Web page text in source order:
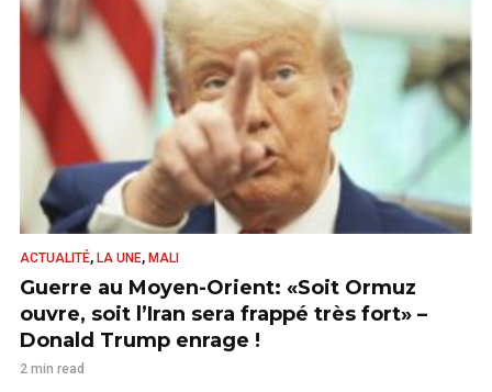
ACTUALITÉ, LA UNE, MALI
Guerre au Moyen-Orient: «Soit Ormuz
ouvre, soit l’Iran sera frappé très fort» –
Donald Trump enrage !
2 min read